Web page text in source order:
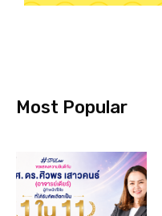
Most Popular